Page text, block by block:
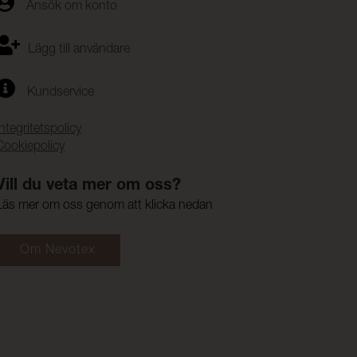
Ansök om konto
Lägg till användare
Kundservice
du veta mer om oss?
mer om oss genom att klicka nedan
Om Nevotex